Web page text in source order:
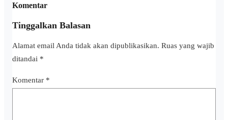
Komentar
Tinggalkan Balasan
Alamat email Anda tidak akan dipublikasikan. Ruas yang wajib
ditandai *
Komentar *